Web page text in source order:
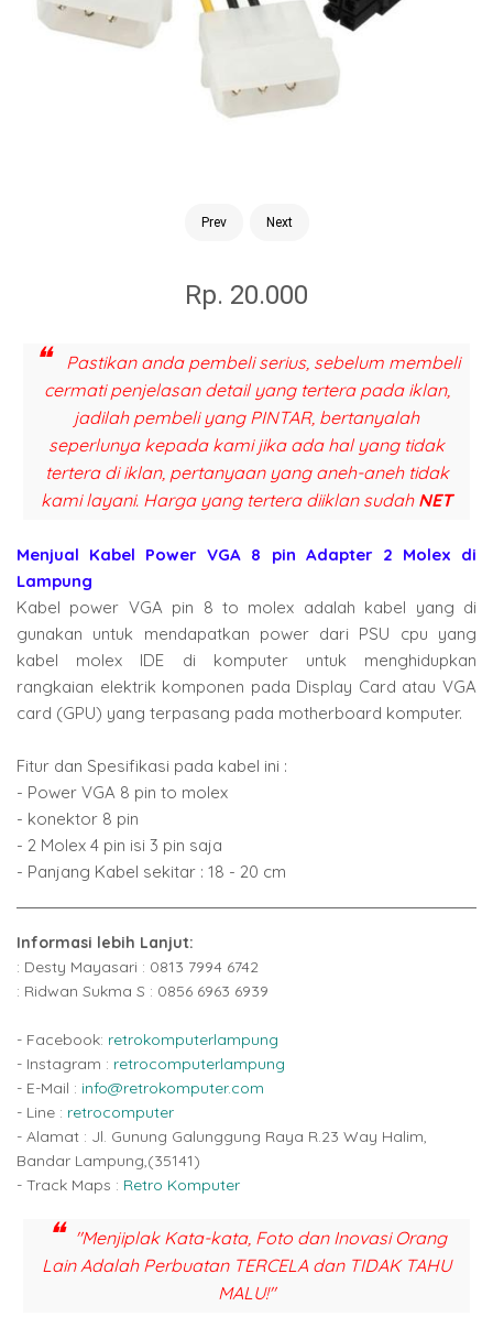
Prev Next
Rp. 20.000
Pastikan anda pembeli serius, sebelum membeli
cermati penjelasan detail yang tertera pada iklan,
jadilah pembeli yang PINTAR, bertanyalah
seperlunya kepada kami jika ada hal yang tidak
tertera di iklan, pertanyaan yang aneh-aneh tidak
kami layani. Harga yang tertera diiklan sudah NET
Menjual Kabel Power VGA 8 pin Adapter 2 Molex di
Lampung
Kabel power VGA pin 8 to molex adalah kabel yang di
gunakan untuk mendapatkan power dari PSU cpu yang
kabel molex IDE di komputer untuk menghidupkan
rangkaian elektrik komponen pada Display Card atau VGA
card (GPU) yang terpasang pada motherboard komputer.
Fitur dan Spesifikasi pada kabel ini :
- Power VGA 8 pin to molex
- konektor 8 pin
- 2 Molex 4 pin isi 3 pin saja
- Panjang Kabel sekitar : 18 - 20 cm
Informasi lebih Lanjut:
: Desty Mayasari : 0813 7994 6742
: Ridwan Sukma S : 0856 6963 6939
- Facebook: retrokomputerlampung
- Instagram : retrocomputerlampung
- E-Mail : info@retrokomputer.com
- Line : retrocomputer
- Alamat : Jl. Gunung Galunggung Raya R.23 Way Halim,
Bandar Lampung,(35141)
- Track Maps : Retro Komputer
"Menjiplak Kata-kata, Foto dan Inovasi Orang
Lain Adalah Perbuatan TERCELA dan TIDAK TAHU
MALU!"